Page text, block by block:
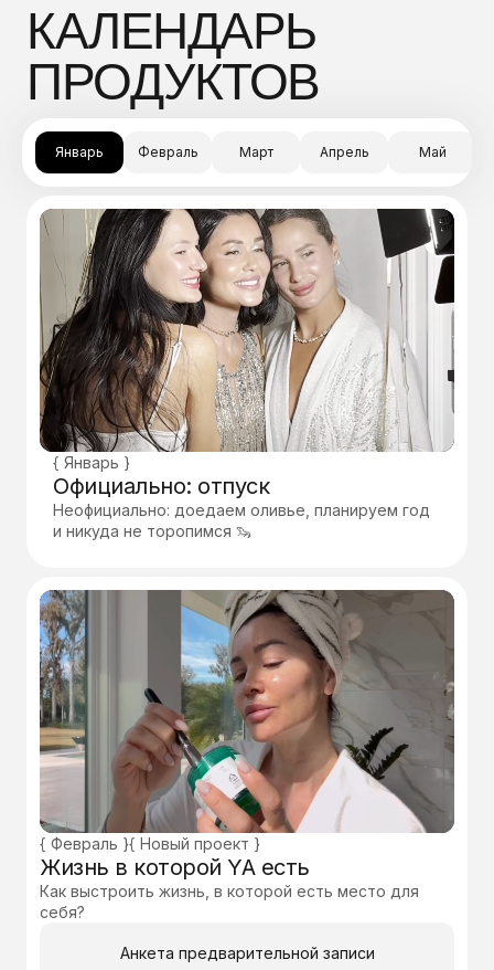
КАЛЕНДАРЬ
ПРОДУКТОВ
Январь Февраль Март Апрель Май
{ Январь }
Официально: отпуск
Неофициально: доедаем оливье, планируем год
и никуда не торопимся 🦦
{ Февраль }{ Новый проект }
Жизнь в которой YA есть
Как выстроить жизнь, в которой есть место для
себя?
Анкета предварительной записи